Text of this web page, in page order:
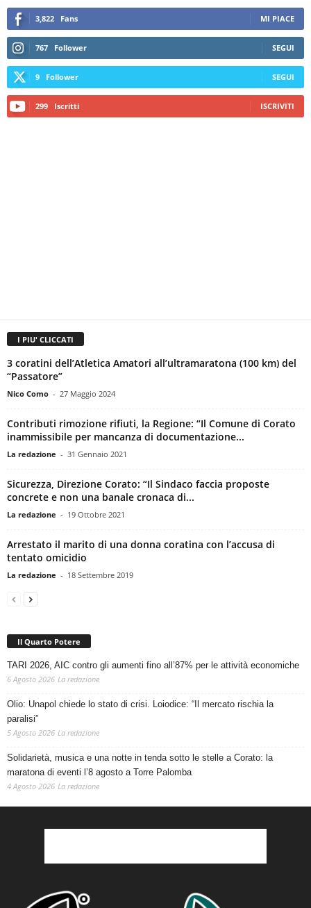
3,822 Fans MI PIACE
767 Follower SEGUI
9 Follower SEGUI
299 Iscritti ISCRIVITI
I PIU' CLICCATI
3 coratini dell’Atletica Amatori all’ultramaratona (100 km) del
“Passatore”
Nico Como - 27 Maggio 2024
Contributi rimozione rifiuti, la Regione: “Il Comune di Corato
inammissibile per mancanza di documentazione...
La redazione - 31 Gennaio 2021
Sicurezza, Direzione Corato: “Il Sindaco faccia proposte
concrete e non una banale cronaca di...
La redazione - 19 Ottobre 2021
Arrestato il marito di una donna coratina con l’accusa di
tentato omicidio
La redazione - 18 Settembre 2019
Il Quarto Potere
TARI 2026, AIC contro gli aumenti fino all’87% per le attività economiche
6 Agosto 2026 La redazione
Olio: Unapol chiede lo stato di crisi. Loiodice: “Il mercato rischia la
paralisi”
5 Agosto 2026 La redazione
Solidarietà, musica e una notte in tenda sotto le stelle a Corato: la
maratona di eventi l’8 agosto a Torre Palomba
4 Agosto 2026 La redazione